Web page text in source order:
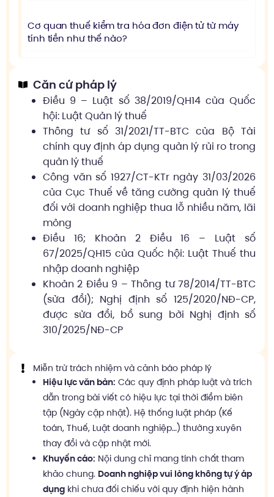
Cơ quan thuế kiểm tra hóa đơn điện tử từ máy
tính tiền như thế nào?
Căn cứ pháp lý
Điều 9 – Luật số 38/2019/QH14 của Quốc
hội: Luật Quản lý thuế
Thông tư số 31/2021/TT-BTC của Bộ Tài
chính quy định áp dụng quản lý rủi ro trong
quản lý thuế
Công văn số 1927/CT-KTr ngày 31/03/2026
của Cục Thuế về tăng cường quản lý thuế
đối với doanh nghiệp thua lỗ nhiều năm, lãi
mỏng
Điều 16; Khoản 2 Điều 16 – Luật số
67/2025/QH15 của Quốc hội: Luật Thuế thu
nhập doanh nghiệp
Khoản 2 Điều 9 – Thông tư 78/2014/TT-BTC
(sửa đổi); Nghị định số 125/2020/NĐ-CP,
được sửa đổi, bổ sung bởi Nghị định số
310/2025/NĐ-CP
Miễn trừ trách nhiệm và cảnh báo pháp lý
Hiệu lực văn bản: Các quy định pháp luật và trích
dẫn trong bài viết có hiệu lực tại thời điểm biên
tập (Ngày cập nhật). Hệ thống luật pháp (Kế
toán, Thuế, Luật doanh nghiệp…) thường xuyên
thay đổi và cập nhật mới.
Khuyến cáo: Nội dung chỉ mang tính chất tham
khảo chung. Doanh nghiệp vui lòng không tự ý áp
dụng khi chưa đối chiếu với quy định hiện hành